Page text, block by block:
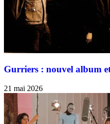
Gurriers : nouvel album
21 mai 2026